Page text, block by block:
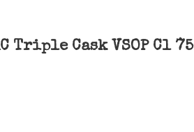
Triple Cask VSOP Cl 75